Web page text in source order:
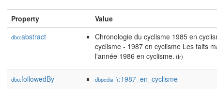
Property Value
dbo:abstract
Chronologie du cyclisme 1985 en
cyclisme - 1987 en cyclisme Les faits
l'année 1986 en cyclisme. (fr)
dbo:followedBy dbpedia-fr:1987_en_cyclisme